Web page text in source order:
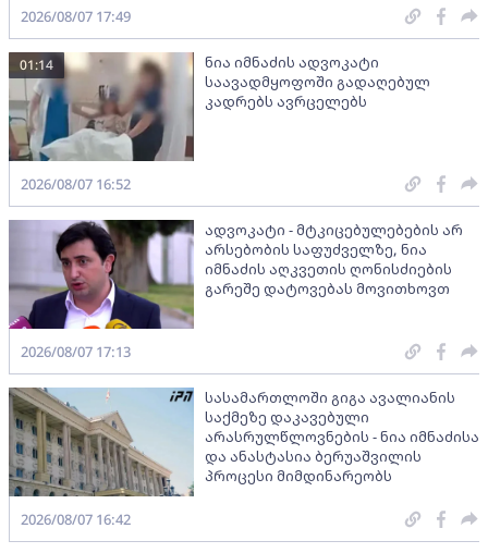
2026/08/07 17:49
ნია იმნაძის ადვოკატი
საავადმყოფოში გადაღებულ
კადრებს ავრცელებს
01:14
2026/08/07 16:52
ადვოკატი - მტკიცებულებების არ
არსებობის საფუძველზე, ნია
იმნაძის აღკვეთის ღონისძიების
გარეშე დატოვებას მოვითხოვთ
2026/08/07 17:13
სასამართლოში გიგა ავალიანის
საქმეზე დაკავებული
არასრულწლოვნების - ნია იმნაძისა
და ანასტასია ბერუაშვილის
პროცესი მიმდინარეობს
2026/08/07 16:42